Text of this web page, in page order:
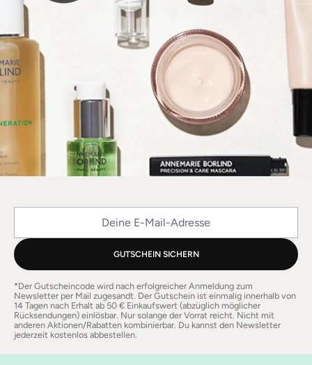
GUTSCHEIN SICHERN
*Der Gutscheincode wird nach erfolgreicher Anmeldung zum
Newsletter per Mail zugesandt. Der Gutschein ist einmalig innerhalb von
14 Tagen nach Erhalt ab 50 € Einkaufswert (abzüglich möglicher
Rücksendungen) einlösbar. Nur solange der Vorrat reicht. Nicht mit
anderen Aktionen/Rabatten kombinierbar. Du kannst den Newsletter
jederzeit kostenlos abbestellen.